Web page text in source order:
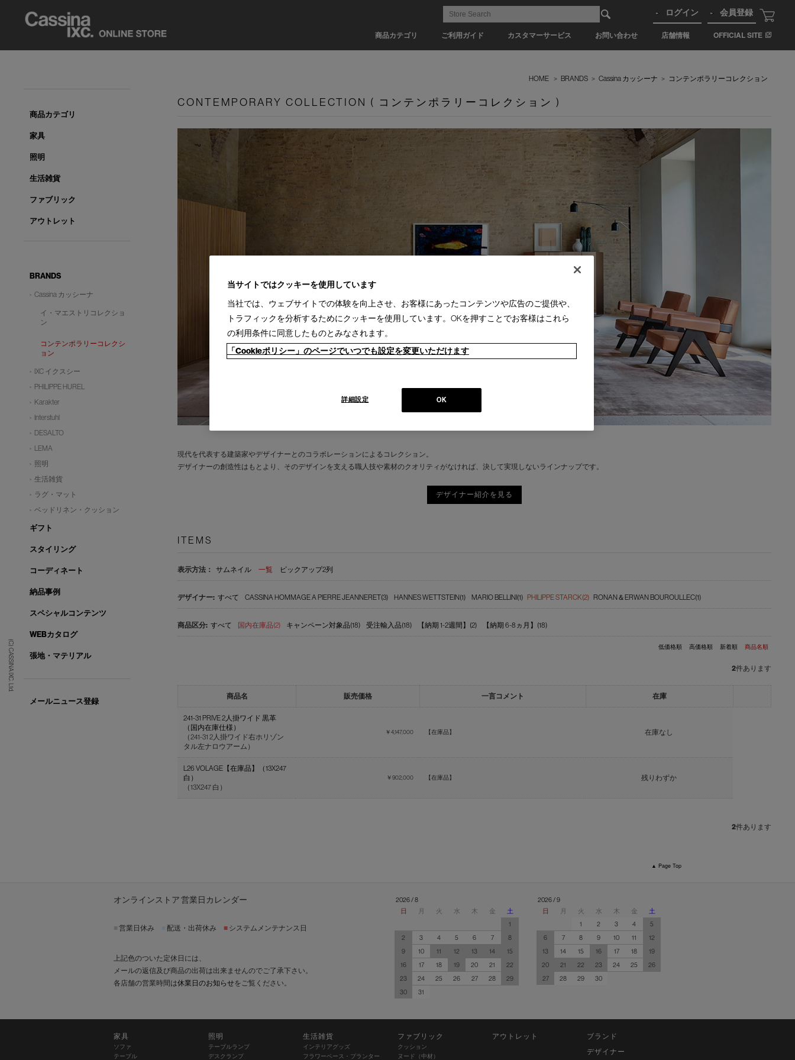
商品カテゴリ ご利用ガイド カスタマーサービス お問い合わせ 店舗情報 OFFICIAL SITE
ログイン 会員登録
(C) CASSINA IXC. Ltd.
HOME > BRANDS > Cassina カッシーナ > コンテンポラリーコレクション
CONTEMPORARY COLLECTION ( コンテンポラリーコレクション )
現代を代表する建築家やデザイナーとのコラボレーションによるコレクション。
デザイナーの創造性はもとより、そのデザインを支える職人技や素材のクオリティがなければ、決して実現しないラインナップです。
デザイナー紹介を見る
ITEMS
表示方法： サムネイル 一覧 ピックアップ2列
すべて CASSINA HOMMAGE A PIERRE JEANNERET(3) HANNES WETTSTEIN(1) MARIO BELLINI(1) PHILIPPE STARCK(2) RONAN＆ERWAN BOUROULLEC(1)
すべて 国内在庫品(2) キャンペーン対象品(18) 受注輸入品(18) 【納期 1-2週間】(2) 【納期 6-8ヵ月】(18)
低価格順 高価格順 新着順 商品名順
2件あります
商品名 販売価格 一言コメント 在庫
241-31 PRIVE 2人掛ワイド 黒革
（国内在庫仕様）
（241-31 2人掛ワイド右ホリゾン
タル左ナロウアーム）
￥4,147,000 【在庫品】 在庫なし
L26 VOLAGE【在庫品】（13X247
白）
（13X247 白）
￥902,000 【在庫品】 残りわずか
2件あります
商品カテゴリ
家具
照明
生活雑貨
ファブリック
アウトレット
BRANDS
Cassina カッシーナ
イ・マエストリコレクショ
ン
コンテンポラリーコレクシ
ョン
IXC イクスシー
PHILIPPE HUREL
Karakter
Interstuhl
DESALTO
LEMA
照明
生活雑貨
ラグ・マット
ベッドリネン・クッション
ギフト
スタイリング
コーディネート
納品事例
スペシャルコンテンツ
WEBカタログ
張地・マテリアル
メールニュース登録
▲ Page Top
オンラインストア 営業日カレンダー
営業日休み 配送・出荷休み ■ システムメンテナンス日
上記色のついた定休日には、
メールの返信及び商品の出荷は出来ませんのでご了承下さい。
各店舗の営業時間は休業日のお知らせをご覧ください。
2026 / 8
日
月 火 水 木 金
土
1
2
3 4 5 6 7
8
9
10 11 12 13 14
15
16
17 18 19 20 21
22
23
24 25 26 27 28
29
30
31
2026 / 9
日
月 火 水 木 金
土
1
2 3 4
5
6
7 8 9 10 11
12
13
14 15 16 17 18
19
20
21 22 23 24 25
26
27
28 29 30
家具
ソファ
テーブル
照明
テーブルランプ
デスクランプ
生活雑貨
インテリアグッズ
フラワーベース・プランター
ファブリック
クッション
ヌード（中材）
アウトレット
ブランド
デザイナー
当サイトではクッキーを使用しています
当社では、ウェブサイトでの体験を向上させ、お客様にあったコンテンツや広告のご提供や、
トラフィックを分析するためにクッキーを使用しています。OKを押すことでお客様はこれら
の利用条件に同意したものとみなされます。
「Cookieポリシー」のページでいつでも設定を変更いただけます
OK
詳細設定